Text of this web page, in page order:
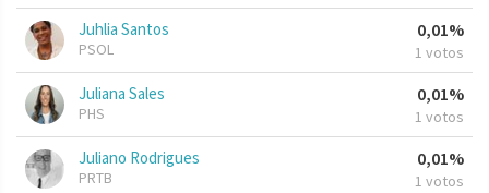
Juhlia Santos
PSOL
0,01%
1 votos
Juliana Sales
PHS
0,01%
1 votos
Juliano Rodrigues
PRTB
0,01%
1 votos